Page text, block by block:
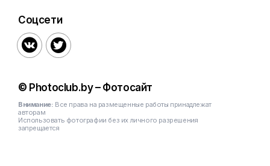
Соцсети
 
© Photoclub.by – Фотосайт
Внимание: Все права на размещенные работы принадлежат
авторам
Использовать фотографии без их личного разрешения
запрещается